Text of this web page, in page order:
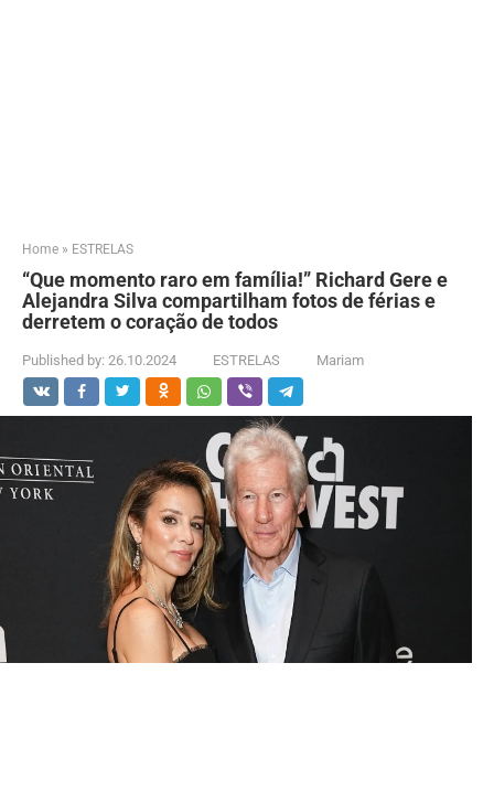
Home » ESTRELAS
“Que momento raro em família!” Richard Gere e
Alejandra Silva compartilham fotos de férias e
derretem o coração de todos
Published by: 26.10.2024 ESTRELAS Mariam